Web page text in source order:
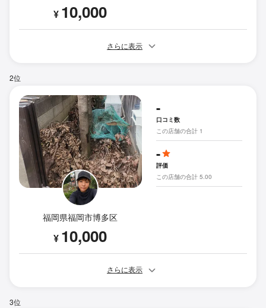
¥ 10,000
さらに表示
2位
福岡県福岡市博多区
¥ 10,000
-
口コミ数
この店舗の合計 1
-
評価
この店舗の合計 5.00
さらに表示
3位